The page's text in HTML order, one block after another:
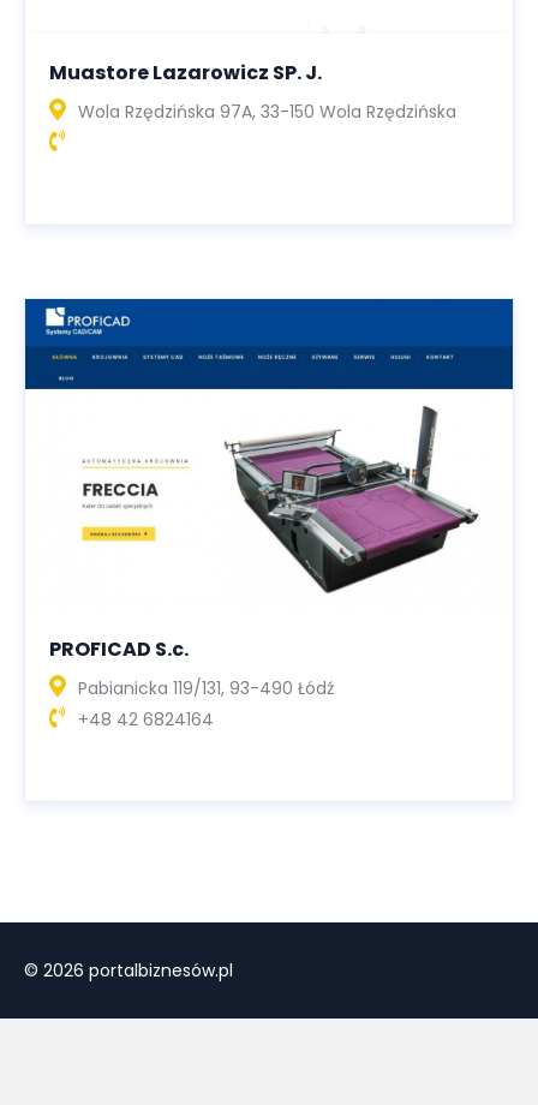
Muastore Lazarowicz SP. J.
Wola Rzędzińska 97A, 33-150 Wola Rzędzińska
PROFICAD S.c.
Pabianicka 119/131, 93-490 Łódź
+48 42 6824164
© 2026 portalbiznesów.pl